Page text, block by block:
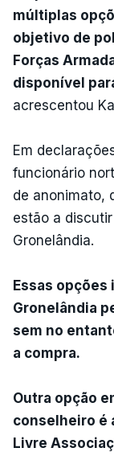
múltiplas
objetivo de
Forças
disponível
acrescentou
Em
funcionário
de anonimato,
estão a
Gronelândia.
Essas opções
Gronelândia
sem no
a compra.
Outra opção
conselheiro é
Livre